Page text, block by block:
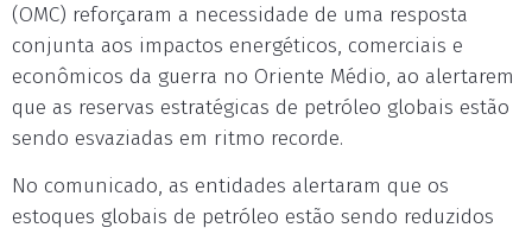
(OMC) reforçaram a necessidade de uma resposta
conjunta aos impactos energéticos, comerciais e
econômicos da guerra no Oriente Médio, ao alertarem
que as reservas estratégicas de petróleo globais estão
sendo esvaziadas em ritmo recorde.
No comunicado, as entidades alertaram que os
estoques globais de petróleo estão sendo reduzidos